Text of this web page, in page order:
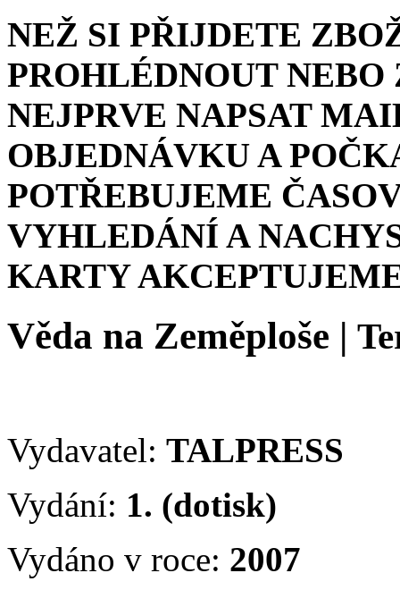
NEŽ SI PŘIJDETE
PROHLÉDNOUT
NEJPRVE NAPSAT
OBJEDNÁVKU A
POTŘEBUJEME
VYHLEDÁNÍ A
KARTY
Věda na Zeměploše |
Vydavatel: TALPRESS
Vydání: 1. (dotisk)
Vydáno v roce: 2007